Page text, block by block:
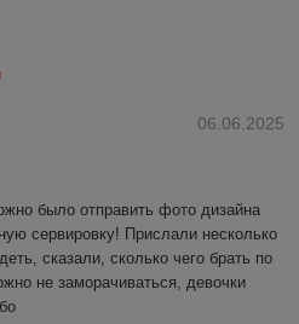
06.06.2025
было отправить фото дизайна
сервировку! Прислали несколько
сказали, сколько чего брать по
не заморачиваться, девочки